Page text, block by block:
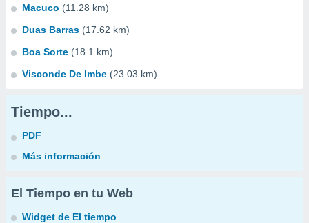
Macuco (11.28 km)
Duas Barras (17.62 km)
Boa Sorte (18.1 km)
Visconde De Imbe (23.03 km)
Tiempo...
PDF
Más información
El Tiempo en tu Web
Widget de El tiempo